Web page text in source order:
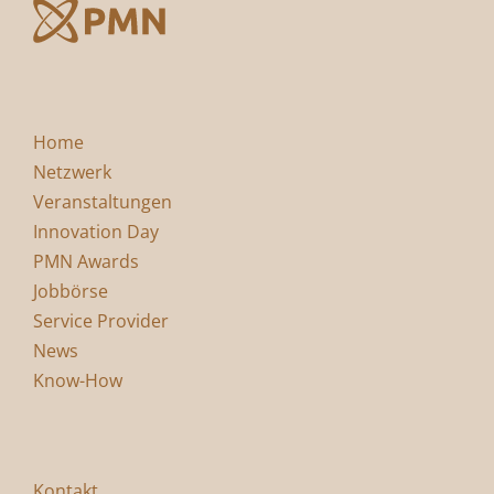
Home
Netzwerk
Veranstaltungen
Innovation Day
PMN Awards
Jobbörse
Service Provider
News
Know-How